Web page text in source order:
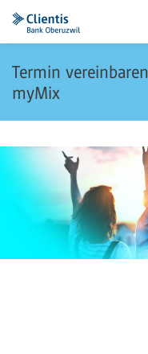
Termin vereinbaren
myMix